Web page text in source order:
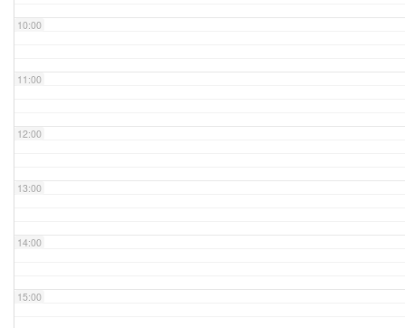
10:00
11:00
12:00
13:00
14:00
15:00